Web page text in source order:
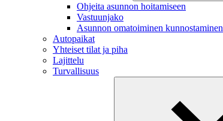
Ohjeita asunnon hoitamiseen
Vastuunjako
Asunnon omatoiminen kunnostaminen
Autopaikat
Yhteiset tilat ja piha
Lajittelu
Turvallisuus